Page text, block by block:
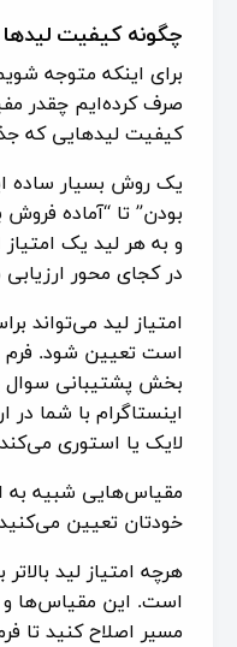
چگونه کیفیت لیدها
برای اینکه متوجه
صرف کرده‌ایم چقدر
کیفیت لیدهایی که
یک روش بسیار ساده
بودن” تا “آماده
و به هر لید یک
در کجای محور ارزیابی
امتیاز لید می‌تواند
است تعیین شود. فرم
بخش پشتیبانی سوال
اینستاگرام با شما
لایک یا استوری
مقیاس‌هایی شبیه به
خودتان تعیین
هرچه امتیاز لید
است. این مقیاس‌ها و
مسیر اصلاح کنید تا